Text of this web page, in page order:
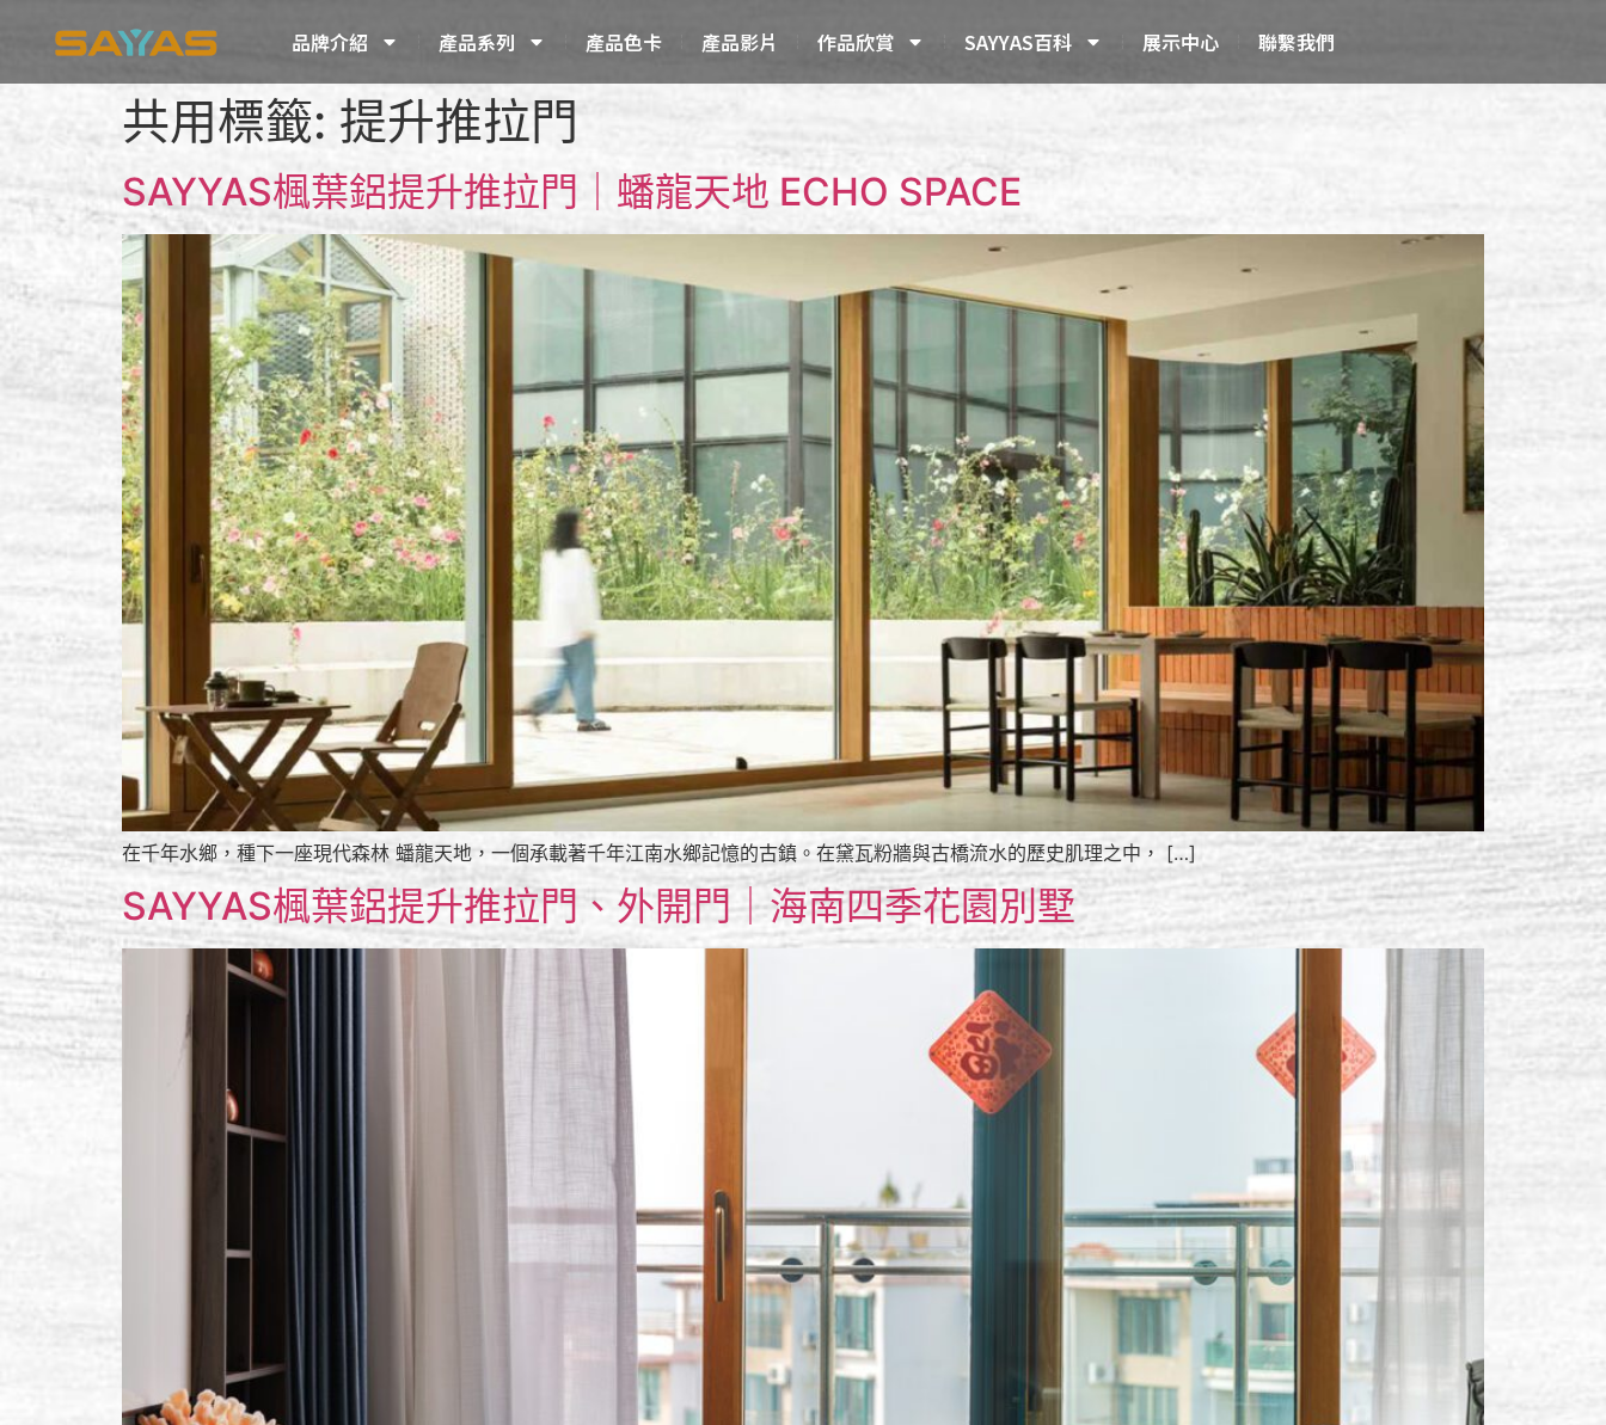
品牌介紹 產品系列 產品色卡 產品影片 作品欣賞 SAYYAS百科 展示中心 聯繫我們
共用標籤: 提升推拉門
SAYYAS楓葉鋁提升推拉門｜蟠龍天地 ECHO SPACE
在千年水鄉，種下一座現代森林 蟠龍天地，一個承載著千年江南水鄉記憶的古鎮。在黛瓦粉牆與古橋流水的歷史肌理之中， […]
SAYYAS楓葉鋁提升推拉門、外開門｜海南四季花園別墅